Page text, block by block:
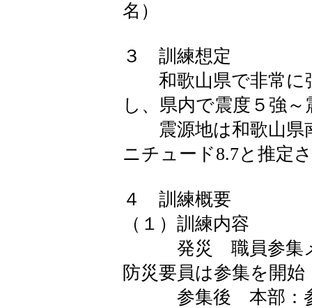
名）
３ 訓練想定
和歌山県で非常に
し、県内で震度５強
震源地は和歌山県
ニチュード8.7と推定
４ 訓練概要
（１）訓練内容
発災 職員参集メ
防災要員は参集を開始
参集後 本部：参